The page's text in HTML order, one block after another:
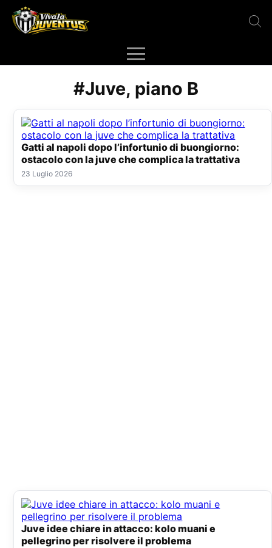
#Juve, piano B
Gatti al napoli dopo l’infortunio di buongiorno:
ostacolo con la juve che complica la trattativa
23 Luglio 2026
Juve idee chiare in attacco: kolo muani e
pellegrino per risolvere il problema